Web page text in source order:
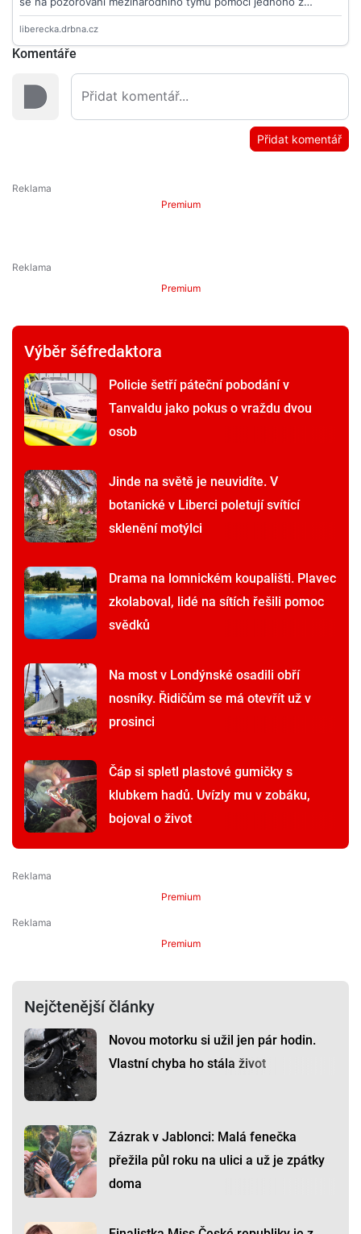
Komentáře
Přidat komentář
Premium
Premium
Výběr šéfredaktora
Policie šetří páteční pobodání v
Tanvaldu jako pokus o vraždu dvou
osob
Jinde na světě je neuvidíte. V
botanické v Liberci poletují svítící
sklenění motýlci
Drama na lomnickém koupališti. Plavec
zkolaboval, lidé na sítích řešili pomoc
svědků
Na most v Londýnské osadili obří
nosníky. Řidičům se má otevřít už v
prosinci
Čáp si spletl plastové gumičky s
klubkem hadů. Uvízly mu v zobáku,
bojoval o život
Premium
Premium
Nejčtenější články
Novou motorku si užil jen pár hodin.
Vlastní chyba ho stála život
Zázrak v Jablonci: Malá fenečka
přežila půl roku na ulici a už je zpátky
doma